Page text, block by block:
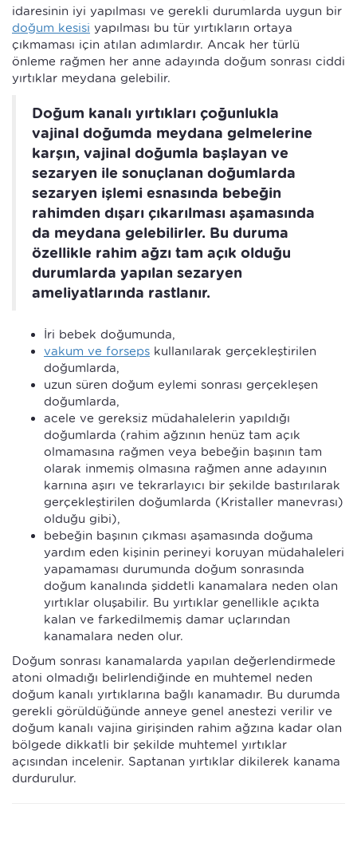
idaresinin iyi yapılması ve gerekli durumlarda uygun bir
doğum kesisi yapılması bu tür yırtıkların ortaya
çıkmaması için atılan adımlardır. Ancak her türlü
önleme rağmen her anne adayında doğum sonrası ciddi
yırtıklar meydana gelebilir.
Doğum kanalı yırtıkları çoğunlukla
vajinal doğumda meydana gelmelerine
karşın, vajinal doğumla başlayan ve
sezaryen ile sonuçlanan doğumlarda
sezaryen işlemi esnasında bebeğin
rahimden dışarı çıkarılması aşamasında
da meydana gelebilirler. Bu duruma
özellikle rahim ağzı tam açık olduğu
durumlarda yapılan sezaryen
ameliyatlarında rastlanır.
İri bebek doğumunda,
vakum ve forseps kullanılarak gerçekleştirilen
doğumlarda,
uzun süren doğum eylemi sonrası gerçekleşen
doğumlarda,
acele ve gereksiz müdahalelerin yapıldığı
doğumlarda (rahim ağzının henüz tam açık
olmamasına rağmen veya bebeğin başının tam
olarak inmemiş olmasına rağmen anne adayının
karnına aşırı ve tekrarlayıcı bir şekilde bastırılarak
gerçekleştirilen doğumlarda (Kristaller manevrası)
olduğu gibi),
bebeğin başının çıkması aşamasında doğuma
yardım eden kişinin perineyi koruyan müdahaleleri
yapamaması durumunda doğum sonrasında
doğum kanalında şiddetli kanamalara neden olan
yırtıklar oluşabilir. Bu yırtıklar genellikle açıkta
kalan ve farkedilmemiş damar uçlarından
kanamalara neden olur.
Doğum sonrası kanamalarda yapılan değerlendirmede
atoni olmadığı belirlendiğinde en muhtemel neden
doğum kanalı yırtıklarına bağlı kanamadır. Bu durumda
gerekli görüldüğünde anneye genel anestezi verilir ve
doğum kanalı vajina girişinden rahim ağzına kadar olan
bölgede dikkatli bir şekilde muhtemel yırtıklar
açısından incelenir. Saptanan yırtıklar dikilerek kanama
durdurulur.